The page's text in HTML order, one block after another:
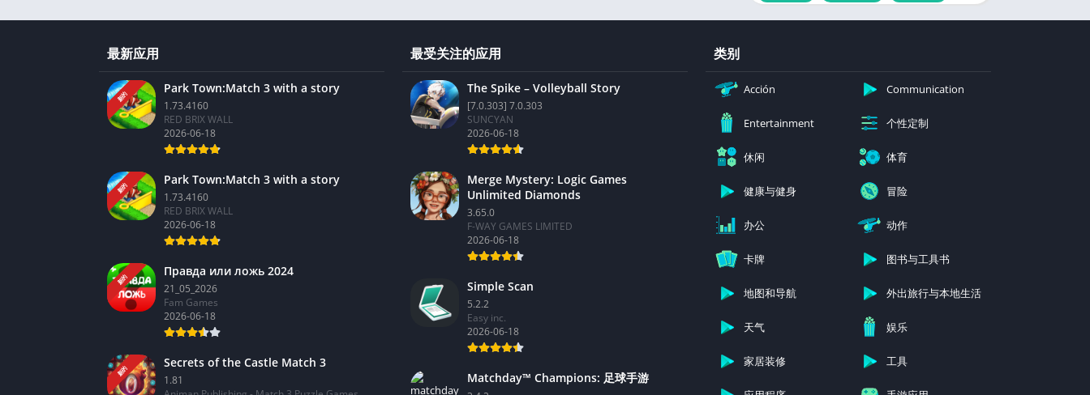
最新应用
新的
Park Town:Match 3 with a story
1.73.4160
RED BRIX WALL
2026-06-18
新的
Park Town:Match 3 with a story
1.73.4160
RED BRIX WALL
2026-06-18
新的
Правда или ложь 2024
21_05_2026
Fam Games
2026-06-18
新的
Secrets of the Castle Match 3
1.81
最受关注的应用
The Spike – Volleyball Story
[7.0.303] 7.0.303
SUNCYAN
2026-06-18
Merge Mystery: Logic Games
Unlimited Diamonds
3.65.0
F-WAY GAMES LIMITED
2026-06-18
Simple Scan
5.2.2
Easy inc.
2026-06-18
Matchday™ Champions: 足球手游
类别
Acción Communication
Entertainment 个性定制
休闲 体育
健康与健身 冒险
办公 动作
卡牌 图书与工具书
地图和导航 外出旅行与本地生活
天气 娱乐
家居装修 工具